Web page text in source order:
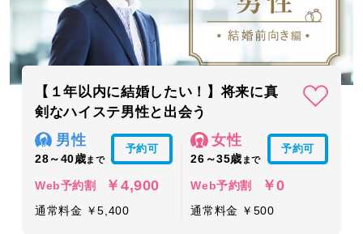
【１年以内に結婚したい！】将来に真
剣なハイステ男性と出会う
男性
28～40歳まで
予約可
Web予約割 ￥4,900
通常料金 ￥5,400
女性
26～35歳 まで
予約可
Web予約割 ￥0
通常料金 ￥500